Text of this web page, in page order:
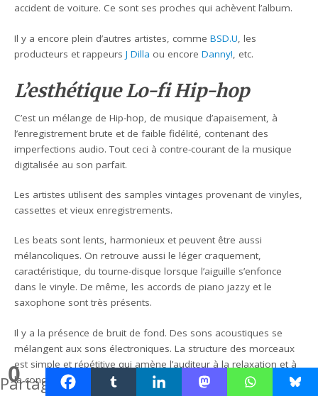
accident de voiture. Ce sont ses proches qui achèvent l’album.
Il y a encore plein d’autres artistes, commeBSD.U , les
producteurs et rappeursJ Dilla ou encoreDanny! , etc.
L’esthétique Lo-fi Hip-hop
C’est un mélange de Hip-hop, de musique d’apaisement, à
l’enregistrement brute et de faible fidélité, contenant des
imperfections audio. Tout ceci à contre-courant de la musique
digitalisée au son parfait.
Les artistes utilisent des samples vintages provenant de vinyles,
cassettes et vieux enregistrements.
Les beats sont lents, harmonieux et peuvent être aussi
mélancoliques. On retrouve aussi le léger craquement,
caractéristique, du tourne-disque lorsque l’aiguille s’enfonce
dans le vinyle. De même, les accords de piano jazzy et le
saxophone sont très présents.
Il y a la présence de bruit de fond. Des sons acoustiques se
mélangent aux sons électroniques. La structure des morceaux
est simple et répétitive qui amène l’auditeur à la relaxation et à
la concentration.
0
Partages